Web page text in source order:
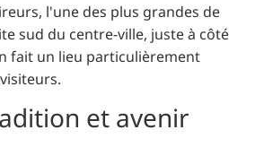
l'une des plus grandes de
sud du centre-ville, juste à côté
fait un lieu particulièrement
et avenir